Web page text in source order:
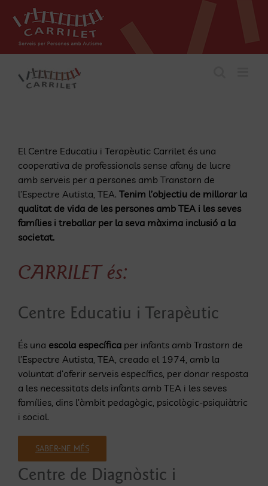
content
El Centre Educatiu i Terapèutic Carrilet és una
cooperativa de professionals sense afany de lucre
amb serveis per a persones amb Transtorn de
l’Espectre Autista, TEA. Tenim l’objectiu de millorar la
qualitat de vida de les persones amb TEA i les seves
famílies i treballar per la seva màxima inclusió a la
societat.
CARRILET és:
Centre Educatiu i Terapèutic
És una escola específica per infants amb Trastorn de
l’Espectre Autista, TEA, creada el 1974, amb la
voluntat d’oferir serveis específics, per donar resposta
a les necessitats dels infants amb TEA i les seves
famílies, dins l’àmbit pedagògic, psicològic-psiquiàtric
i social.
SABER-NE MÉS
Centre de Diagnòstic i